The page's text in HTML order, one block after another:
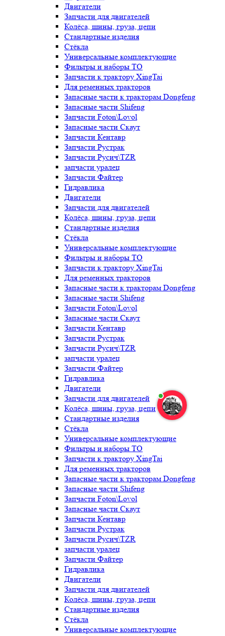
Двигатели
Запчасти для двигателей
Колёса, шины, груза, цепи
Стандартные изделия
Стёкла
Универсальные комплектующие
Фильтры и наборы ТО
Запчасти к трактору XingTai
Для ременных тракторов
Запасные части к тракторам Dongfeng
Запасные части Shifeng
Запчасти Foton\Lovol
Запасные части Скаут
Запчасти Кентавр
Запчасти Рустрак
Запчасти Русич\TZR
запчасти уралец
Запчасти Файтер
Гидравлика
Двигатели
Запчасти для двигателей
Колёса, шины, груза, цепи
Стандартные изделия
Стёкла
Универсальные комплектующие
Фильтры и наборы ТО
Запчасти к трактору XingTai
Для ременных тракторов
Запасные части к тракторам Dongfeng
Запасные части Shifeng
Запчасти Foton\Lovol
Запасные части Скаут
Запчасти Кентавр
Запчасти Рустрак
Запчасти Русич\TZR
запчасти уралец
Запчасти Файтер
Гидравлика
Двигатели
Запчасти для двигателей
Колёса, шины, груза, цепи
Стандартные изделия
Стёкла
Универсальные комплектующие
Фильтры и наборы ТО
Запчасти к трактору XingTai
Для ременных тракторов
Запасные части к тракторам Dongfeng
Запасные части Shifeng
Запчасти Foton\Lovol
Запасные части Скаут
Запчасти Кентавр
Запчасти Рустрак
Запчасти Русич\TZR
запчасти уралец
Запчасти Файтер
Гидравлика
Двигатели
Запчасти для двигателей
Колёса, шины, груза, цепи
Стандартные изделия
Стёкла
Универсальные комплектующие